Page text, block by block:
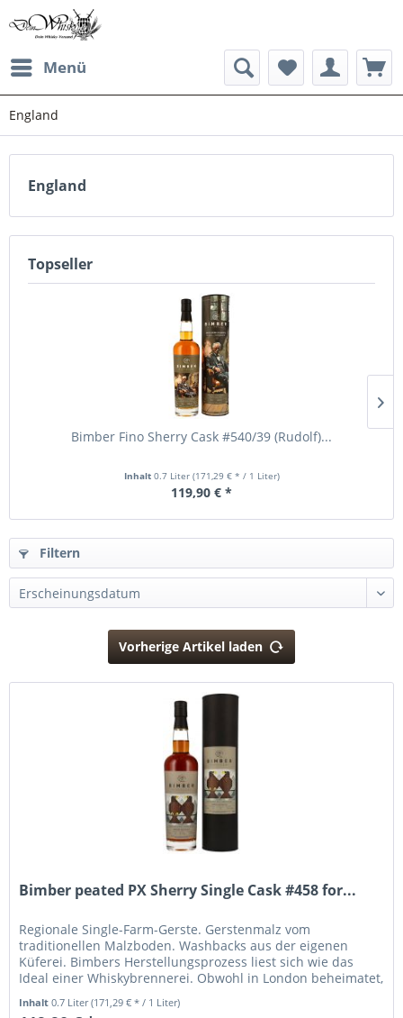
Menü
England
England
Topseller
Bimber Fino Sherry Cask #540/39 (Rudolf)...
Inhalt 0.7 Liter (171,29 € * / 1 Liter)
119,90 € *
Filtern
Vorherige Artikel laden
Bimber peated PX Sherry Single Cask #458 for...
Regionale Single-Farm-Gerste. Gerstenmalz vom
traditionellen Malzboden. Washbacks aus der eigenen
Küferei. Bimbers Herstellungsprozess liest sich wie das
Ideal einer Whiskybrennerei. Obwohl in London beheimatet,
Inhalt0.7 Liter(171,29 € * / 1 Liter)